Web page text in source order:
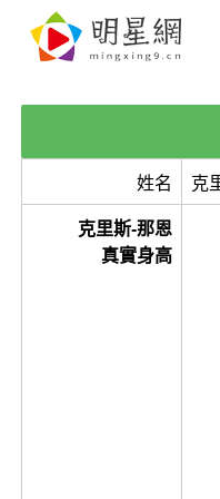
姓名 克
克里斯-那恩
真實身高